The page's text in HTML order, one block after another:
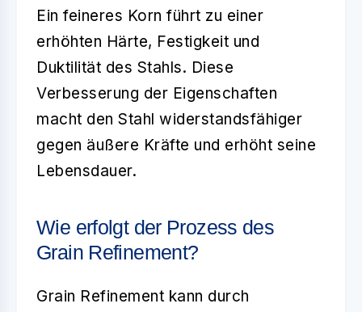
Ein feineres Korn führt zu einer
erhöhten Härte, Festigkeit und
Duktilität des Stahls. Diese
Verbesserung der Eigenschaften
macht den Stahl widerstandsfähiger
gegen äußere Kräfte und erhöht seine
Lebensdauer.
Wie erfolgt der Prozess des
Grain Refinement?
Grain Refinement kann durch